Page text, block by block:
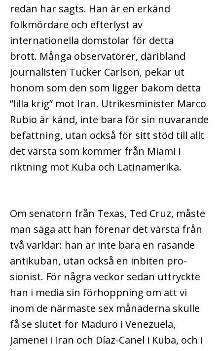
redan har sagts. Han är en erkänd
folkmördare och efterlyst av
internationella domstolar för detta
brott. Många observatörer, däribland
journalisten Tucker Carlson, pekar ut
honom som den som ligger bakom detta
”lilla krig” mot Iran. Utrikesminister Marco
Rubio är känd, inte bara för sin nuvarande
befattning, utan också för sitt stöd till allt
det värsta som kommer från Miami i
riktning mot Kuba och Latinamerika.
Om senatorn från Texas, Ted Cruz, måste
man säga att han förenar det värsta från
två världar: han är inte bara en rasande
antikuban, utan också en inbiten pro-
sionist. För några veckor sedan uttryckte
han i media sin förhoppning om att vi
inom de närmaste sex månaderna skulle
få se slutet för Maduro i Venezuela,
Jamenei i Iran och Díaz-Canel i Kuba, och i